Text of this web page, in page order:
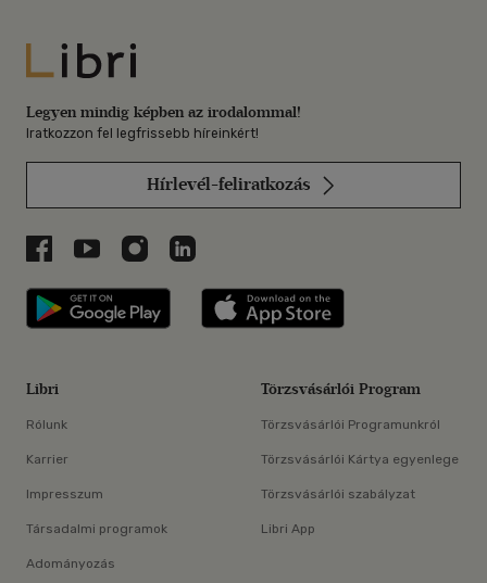
Libri
Legyen mindig képben az irodalommal!
Iratkozzon fel legfrissebb híreinkért!
Hírlevél-feliratkozás
Libri a Facebookon
Libri a Youtube-on
Libri az Instagramon
Libri a LinkedInen
Libri applikáció Szerezd meg: Google
Libri
Rólunk
Karrier
Impresszum
Társadalmi programok
Adományozás
Törzsvásárlói Program
Törzsvásárlói Programunkról
Törzsvásárlói Kártya egyenlege
Törzsvásárlói szabályzat
Libri App